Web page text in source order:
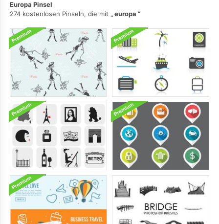
Europa Pinsel
274 kostenlosen Pinseln, die mit
europa